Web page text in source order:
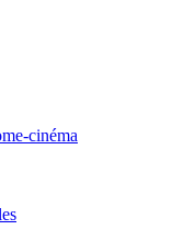
cinéma